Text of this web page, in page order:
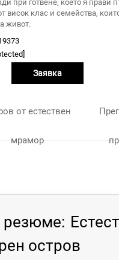
при готвене, което я прави
висок клас и семейства,
живот.
Заявка
от естествен
мрамор
остров